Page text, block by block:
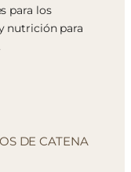
para los
nutrición para
DE CATENA